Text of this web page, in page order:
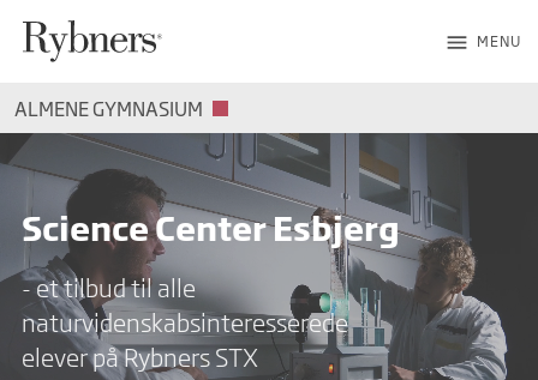
menu MENU
ALMENE GYMNASIUM
Science Center Esbjerg
- et tilbud til alle
naturvidenskabsinteresserede
elever på Rybners STX